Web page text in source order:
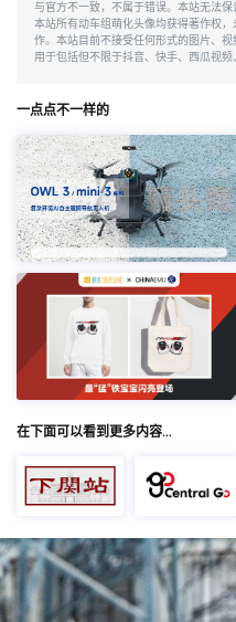
与官方不一致，不属于错误。本站无法保
本站所有动车组萌化头像均获得著作权
作。本站目前不接受任何形式的图片、
用于包括但不限于抖音、快手、西瓜视
一点点不一样的
在下面可以看到更多内容…